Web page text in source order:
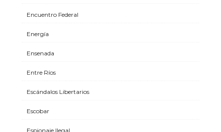
Encuentro Federal
Energía
Ensenada
Entre Ríos
Escándalos Libertarios
Escobar
Espionaje Ilegal